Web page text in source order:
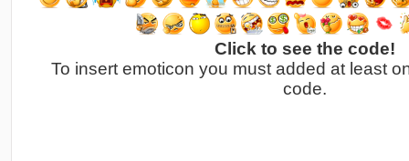
Click to see the code!
To insert emoticon you must added at least
code.